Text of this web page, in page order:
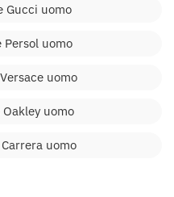
Gucci uomo
Persol uomo
uomo
Oakley uomo
Carrera uomo